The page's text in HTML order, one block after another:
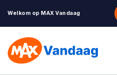
Welkom op MAX Vandaag